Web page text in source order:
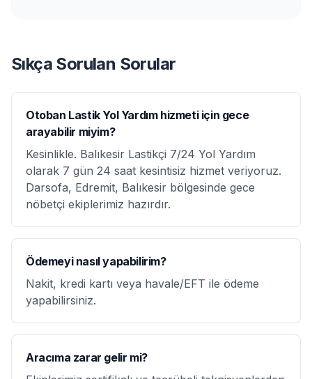
Sıkça Sorulan Sorular
Otoban Lastik Yol Yardım hizmeti için gece
arayabilir miyim?
Kesinlikle. Balıkesir Lastikçi 7/24 Yol Yardım
olarak 7 gün 24 saat kesintisiz hizmet veriyoruz.
Darsofa, Edremit, Balıkesir bölgesinde gece
nöbetçi ekiplerimiz hazırdır.
Ödemeyi nasıl yapabilirim?
Nakit, kredi kartı veya havale/EFT ile ödeme
yapabilirsiniz.
Aracıma zarar gelir mi?